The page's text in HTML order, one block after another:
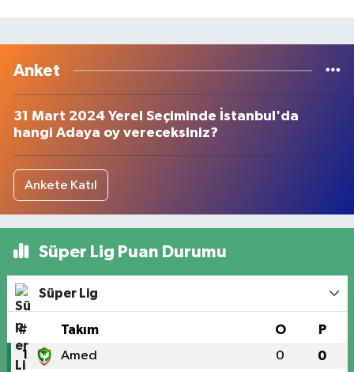
Anket
31 Mart 2024 Yerel Seçiminde İstanbul'da
hangi Adaya oy vereceksiniz?
Ankete Katıl
Süper Lig Puan Durumu
Süper Lig
# Takım O P
1 Amed 0 0